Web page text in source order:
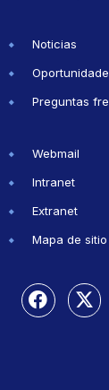
Noticias
Preguntas
Webmail
Intranet
Extranet
Mapa de sitio